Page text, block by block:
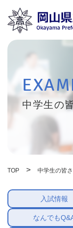
中学生の
TOP > 中学生の皆
入試情報
なんでも